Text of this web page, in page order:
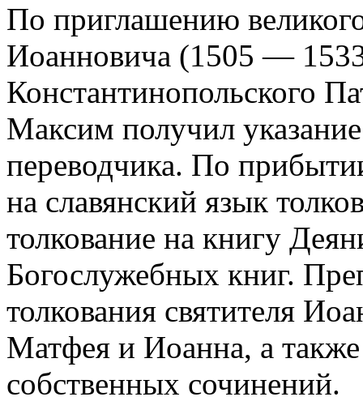
По приглашению
Иоанновича (1505 —
Константинопольского
Максим получил
переводчика. По
на славянский язык
толкование на книгу
Богослужебных книг.
толкования святителя
Матфея и Иоанна, а также
собственных сочинений.